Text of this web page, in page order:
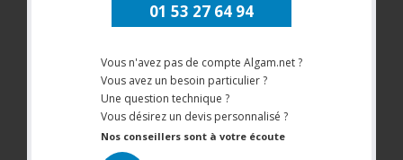
01 53 27 64 94
Vous n'avez pas de compte Algam.net ?
Vous avez un besoin particulier ?
Une question technique ?
Vous désirez un devis personnalisé ?
Nos conseillers sont à votre écoute